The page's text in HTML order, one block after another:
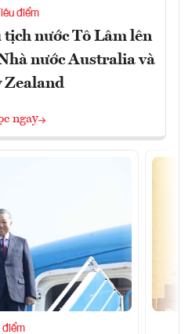
Tiêu điểm
nước Tô Lâm lên
nước Australia và
Zealand
ngay
điểm